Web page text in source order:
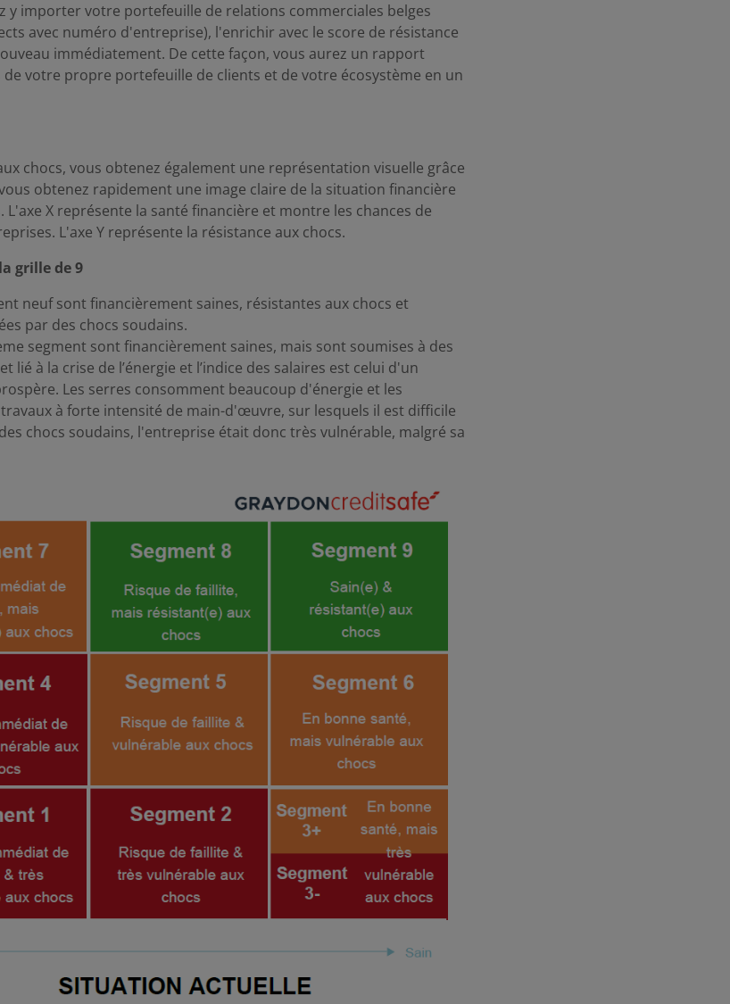
y importer votre portefeuille de relations commerciales belges
avec numéro d'entreprise), l'enrichir avec le score de résistance
immédiatement. De cette façon, vous aurez un rapport
de votre propre portefeuille de clients et de votre écosystème en un
chocs, vous obtenez également une représentation visuelle grâce
obtenez rapidement une image claire de la situation financière
X représente la santé financière et montre les chances de
L'axe Y représente la résistance aux chocs.
grille de 9
neuf sont financièrement saines, résistantes aux chocs et
par des chocs soudains.
segment sont financièrement saines, mais sont soumises à des
lié à la crise de l’énergie et l’indice des salaires est celui d'un
Les serres consomment beaucoup d'énergie et les
à forte intensité de main-d'œuvre, sur lesquels il est difficile
chocs soudains, l'entreprise était donc très vulnérable, malgré sa